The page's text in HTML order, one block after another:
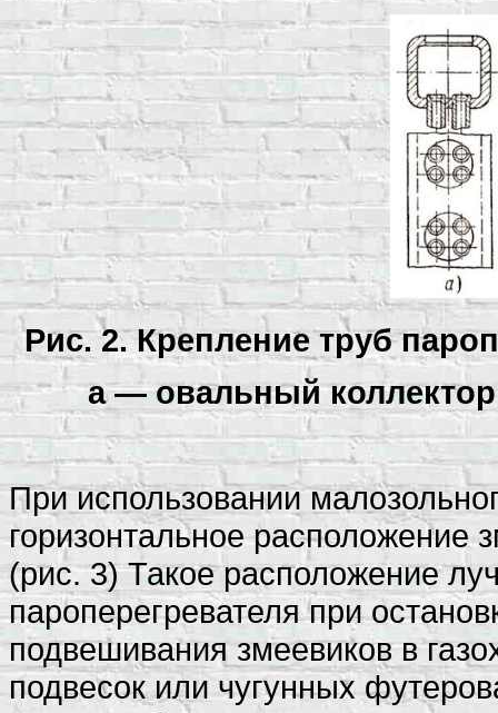
Рис. 2. Крепление труб
а — овальный
При использовании
горизонтальное расположение
(рис. 3) Такое расположение
пароперегревателя при
подвешивания змеевиков в
подвесок или чугунных